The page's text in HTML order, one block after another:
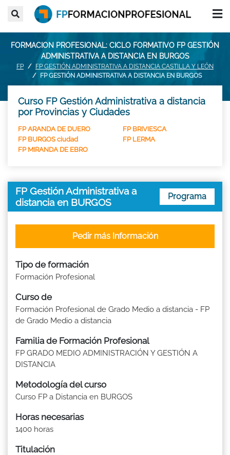
FORMACION PROFESIONAL: CICLO FORMATIVO FP GESTIÓN
ADMINISTRATIVA A DISTANCIA EN BURGOS
FP
FP GESTIÓN ADMINISTRATIVA A DISTANCIA CASTILLA Y LEÓN
FP GESTIÓN ADMINISTRATIVA A DISTANCIA EN BURGOS
Curso FP Gestión Administrativa a distancia
por Provincias y Ciudades
FP ARANDA DE DUERO
FP BRIVIESCA
FP BURGOS ciudad
FP LERMA
FP MIRANDA DE EBRO
FP Gestión Administrativa a
distancia en BURGOS
Programa
Tipo de formación
Formación Profesional
Curso de
Formación Profesional de Grado Medio a distancia - FP
de Grado Medio a distancia
Familia de Formación Profesional
FP GRADO MEDIO ADMINISTRACIÓN Y GESTIÓN A
DISTANCIA
Metodología del curso
Curso FP a Distancia en BURGOS
Horas necesarias
1400 horas
Titulación
Pedir más Información